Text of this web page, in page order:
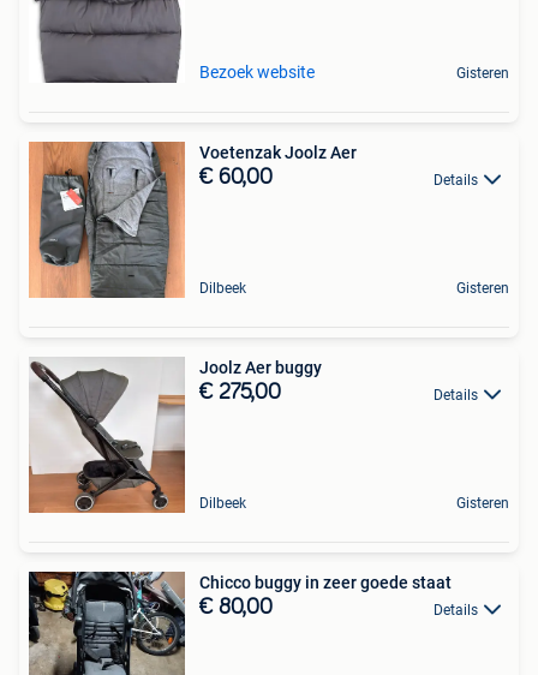
Bezoek website Gisteren
Voetenzak Joolz Aer
€ 60,00 Details
Dilbeek Gisteren
Joolz Aer buggy
€ 275,00 Details
Dilbeek Gisteren
Chicco buggy in zeer goede staat
€ 80,00 Details